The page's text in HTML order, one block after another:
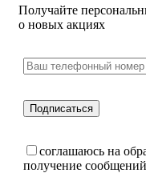
Получайте
о новых акциях
соглашаюсь на
получение